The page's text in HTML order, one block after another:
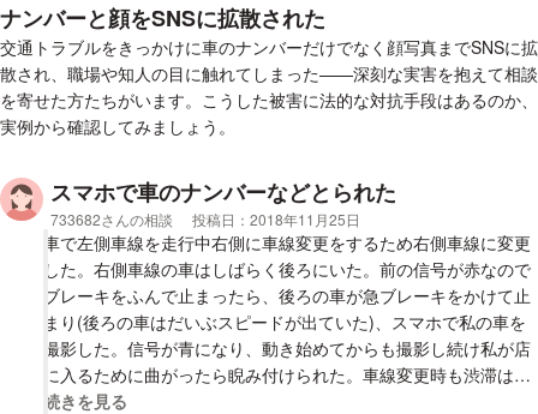
ナンバーと顔をSNSに拡散された
交通トラブルをきっかけに車のナンバーだけでなく顔写真までSNSに拡
散され、職場や知人の目に触れてしまった——深刻な実害を抱えて相談
を寄せた方たちがいます。こうした被害に法的な対抗手段はあるのか、
実例から確認してみましょう。
スマホで車のナンバーなどとられた
相談者
733682さんの相談 投稿日： 2018年11月25日
車で左側車線を走行中右側に車線変更をするため右側車線に変更
した。右側車線の車はしばらく後ろにいた。前の信号が赤なので
ブレーキをふんで止まったら、後ろの車が急ブレーキをかけて止
まり(後ろの車はだいぶスピードが出ていた)、スマホで私の車を
撮影した。信号が青になり、動き始めてからも撮影し続け私が店
に入るために曲がったら睨み付けられた。車線変更時も渋滞はし
ておらず車間距離は少なくとも100メール以上ある状態で変更
視覚的に省略された相談全文の
続きを見る